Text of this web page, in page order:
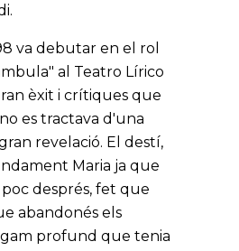
va debutar en el rol
al Teatro Lírico
èxit i crítiques que
es tractava d'una
revelació. El destí,
Maria ja que
després, fet que
abandonés els
profund que tenia